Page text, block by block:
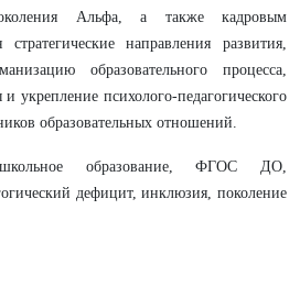
Альфа, а также кадровым
направления развития,
образовательного процесса,
укрепление психолого-педагогического
образовательных отношений.
образование, ФГОС ДО,
дефицит, инклюзия, поколение